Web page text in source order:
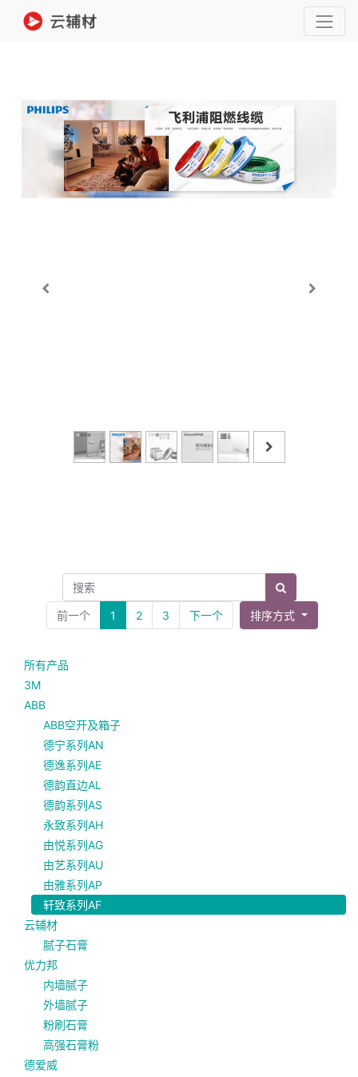
前一个 1 2 3 下一个 排序方式
所有产品
3M
ABB
ABB空开及箱子
德宁系列AN
德逸系列AE
德韵直边AL
德韵系列AS
永致系列AH
由悦系列AG
由艺系列AU
由雅系列AP
轩致系列AF
云辅材
腻子石膏
优力邦
内墙腻子
外墙腻子
粉刷石膏
高强石膏粉
德爱威